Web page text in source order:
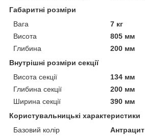
Габаритні розміри
Вага
7 кг
Висота
805 мм
Глибина
200 мм
Внутрішні розміри секції
Висота секції
134 мм
Глибина секції
200 мм
Ширина секції
390 мм
Користувальницькі характеристики
Базовий колір
Антрацит